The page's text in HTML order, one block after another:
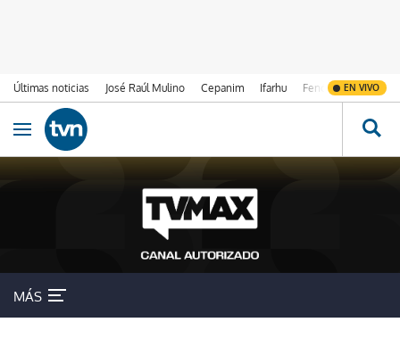
Últimas noticias José Raúl Mulino Cepanim Ifarhu Fenómeno de El
EN VIVO
Ir al contenido
Obrir navegació
MÁS